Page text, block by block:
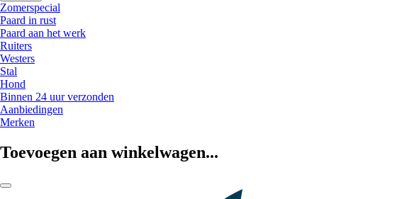
Zomerspecial
Paard in rust
Paard aan het werk
Ruiters
Westers
Stal
Hond
Binnen 24 uur verzonden
Aanbiedingen
Merken
Toevoegen aan winkelwagen...